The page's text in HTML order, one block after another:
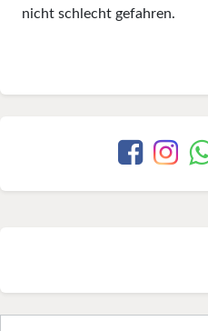
nicht schlecht gefahren.